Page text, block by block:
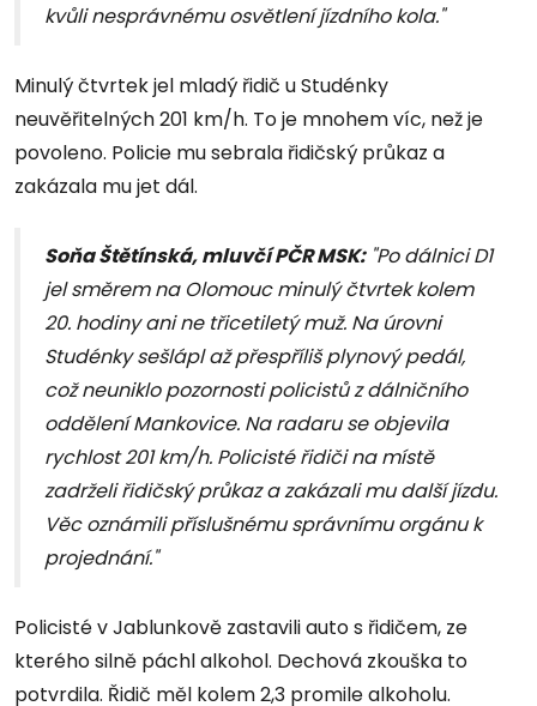
kvůli nesprávnému osvětlení jízdního kola."
Minulý čtvrtek jel mladý řidič u Studénky
neuvěřitelných 201 km/h. To je mnohem víc, než je
povoleno. Policie mu sebrala řidičský průkaz a
zakázala mu jet dál.
Soňa Štětínská, mluvčí PČR MSK:"Po dálnici D1
jel směrem na Olomouc minulý čtvrtek kolem
20. hodiny ani ne třicetiletý muž. Na úrovni
Studénky sešlápl až přespříliš plynový pedál,
což neuniklo pozornosti policistů z dálničního
oddělení Mankovice. Na radaru se objevila
rychlost 201 km/h. Policisté řidiči na místě
zadrželi řidičský průkaz a zakázali mu další jízdu.
Věc oznámili příslušnému správnímu orgánu k
projednání."
Policisté v Jablunkově zastavili auto s řidičem, ze
kterého silně páchl alkohol. Dechová zkouška to
potvrdila. Řidič měl kolem 2,3 promile alkoholu.